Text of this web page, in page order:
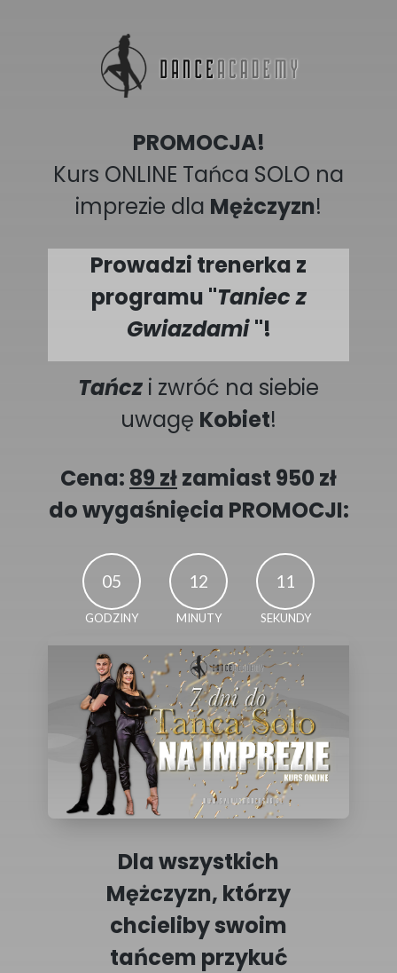
PROMOCJA!
Kurs ONLINE Tańca SOLO na
imprezie dla Mężczyzn!
Prowadzi trenerka z
programu "Taniec z
Gwiazdami"!
Tańcz i zwróć na siebie
uwagę Kobiet!
Cena: 89 złzamiast 950 zł
do wygaśnięcia PROMOCJI:
05
GODZINY
12
MINUTY
10
SEKUNDY
Dla wszystkich
Mężczyzn, którzy
chcieliby swoim
tańcem przykuć